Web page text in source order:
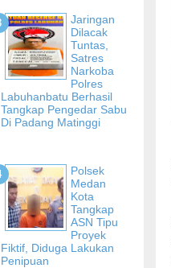
Jaringan
Dilacak
Tuntas,
Satres
Narkoba
Polres
Labuhanbatu Berhasil
Tangkap Pengedar Sabu
Di Padang Matinggi
Polsek
Medan
Kota
Tangkap
ASN Tipu
Proyek
Fiktif, Diduga Lakukan
Penipuan